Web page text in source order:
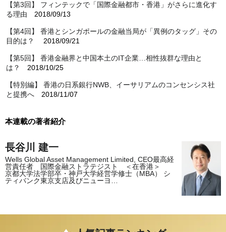
【第3回】 フィンテックで「国際金融都市・香港」がさらに進化す
る理由 2018/09/13
【第4回】 香港とシンガポールの金融当局が「異例のタッグ」その
目的は？
2018/09/21
【第5回】 香港金融界と中国本土のIT企業…相性抜群な理由と
は？
2018/10/25
【特別編】 香港の日系銀行NWB、イーサリアムのコンセンシス社
と提携へ 2018/11/07
本連載の著者紹介
長谷川 建一
Wells Global Asset Management Limited, CEO最高経
営責任者 国際金融ストラテジスト ＜在香港＞
京都大学法学部卒・神戸大学経営学修士（MBA） シ
ティバンク東京支店及びニューヨ…